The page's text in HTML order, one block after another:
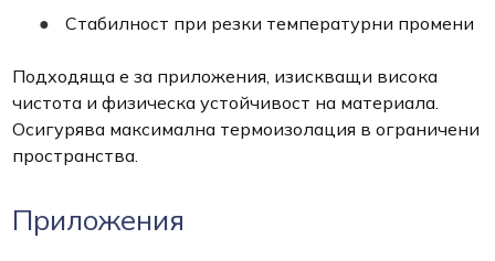
Стабилност при резки температурни промени
Подходяща е за приложения, изискващи висока
чистота и физическа устойчивост на материала.
Осигурява максимална термоизолация в ограничени
пространства.
Приложения